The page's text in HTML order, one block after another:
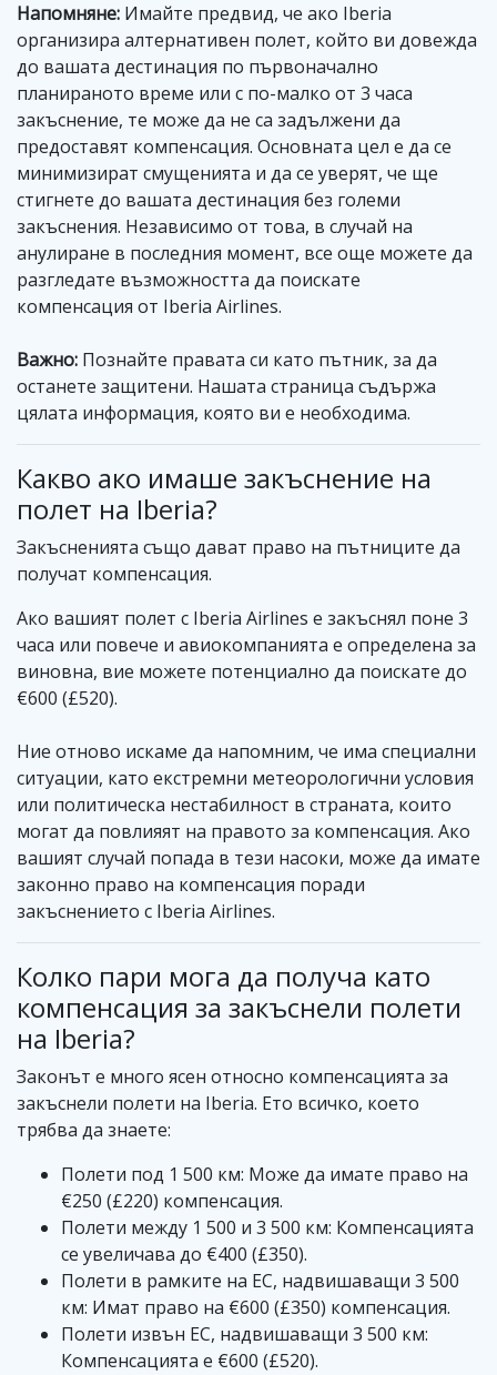
Напомняне: Имайте предвид, че ако Iberia
организира алтернативен полет, който ви довежда
до вашата дестинация по първоначално
планираното време или с по-малко от 3 часа
закъснение, те може да не са задължени да
предоставят компенсация. Основната цел е да се
минимизират смущенията и да се уверят, че ще
стигнете до вашата дестинация без големи
закъснения. Независимо от това, в случай на
анулиране в последния момент, все още можете да
разгледате възможността да поискате
компенсация от Iberia Airlines.
Важно: Познайте правата си като пътник, за да
останете защитени. Нашата страница съдържа
цялата информация, която ви е необходима.
Какво ако имаше закъснение на
полет на Iberia?
Закъсненията също дават право на пътниците да
получат компенсация.
Ако вашият полет с Iberia Airlines е закъснял поне 3
часа или повече и авиокомпанията е определена за
виновна, вие можете потенциално да поискате до
€600 (£520).
Ние отново искаме да напомним, че има специални
ситуации, като екстремни метеорологични условия
или политическа нестабилност в страната, които
могат да повлияят на правото за компенсация. Ако
вашият случай попада в тези насоки, може да имате
законно право на компенсация поради
закъснението с Iberia Airlines.
Колко пари мога да получа като
компенсация за закъснели полети
на Iberia?
Законът е много ясен относно компенсацията за
закъснели полети на Iberia. Ето всичко, което
трябва да знаете:
Полети под 1 500 км: Може да имате право на
€250 (£220) компенсация.
Полети между 1 500 и 3 500 км: Компенсацията
се увеличава до €400 (£350).
Полети в рамките на ЕС, надвишаващи 3 500
км: Имат право на €600 (£350) компенсация.
Полети извън ЕС, надвишаващи 3 500 км:
Компенсацията е €600 (£520).